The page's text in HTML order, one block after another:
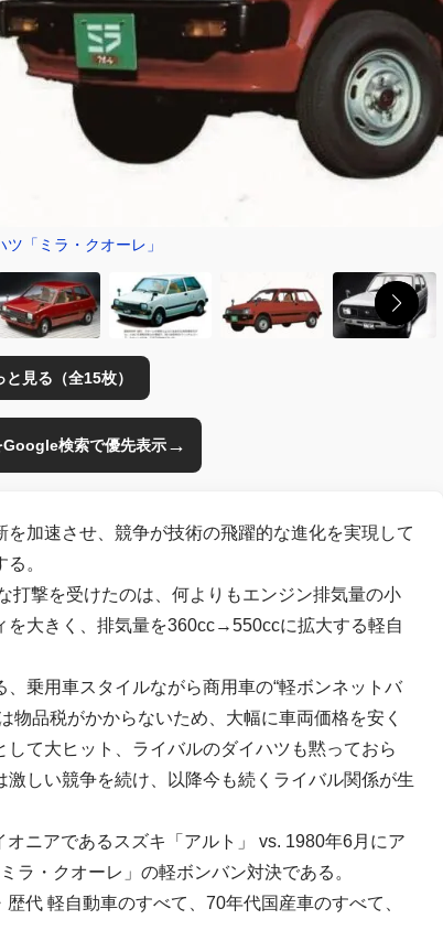
「ミラ・クオーレ」
見る（全15枚）
検索で優先表示→
加速させ、競争が技術の飛躍的な進化を実現して
。
打撃を受けたのは、何よりもエンジン排気量の小
を大きく、排気量を360cc→550ccに拡大する軽自
乗用車スタイルながら商用車の“軽ボンネットバ
物品税がかからないため、大幅に車両価格を安く
て大ヒット、ライバルのダイハツも黙っておら
しい競争を続け、以降今も続くライバル関係が生
ニアであるスズキ「アルト」 vs. 1980年6月にア
ラ・クオーレ」の軽ボンバン対決である。
代 軽自動車のすべて、70年代国産車のすべて、